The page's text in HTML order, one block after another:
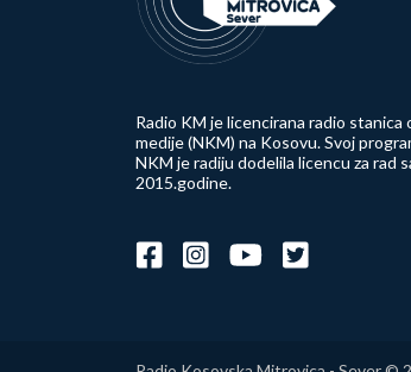
Radio KM je licencirana radio stanica
medije (NKM) na Kosovu. Svoj
NKM je radiju dodelila licencu za rad
2015.godine.